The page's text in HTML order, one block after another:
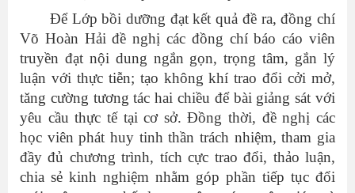
Để Lớp bồi dưỡng đạt kết quả đề ra, đồng chí
Võ Hoàn Hải đề nghị các đồng chí báo cáo viên
truyền đạt nội dung ngắn gọn, trọng tâm, gắn lý
luận với thực tiễn; tạo không khí trao đổi cởi mở,
tăng cường tương tác hai chiều để bài giảng sát với
yêu cầu thực tế tại cơ sở. Đồng thời, đề nghị các
học viên phát huy tinh thần trách nhiệm, tham gia
đầy đủ chương trình, tích cực trao đổi, thảo luận,
chia sẻ kinh nghiệm nhằm góp phần tiếp tục đổi